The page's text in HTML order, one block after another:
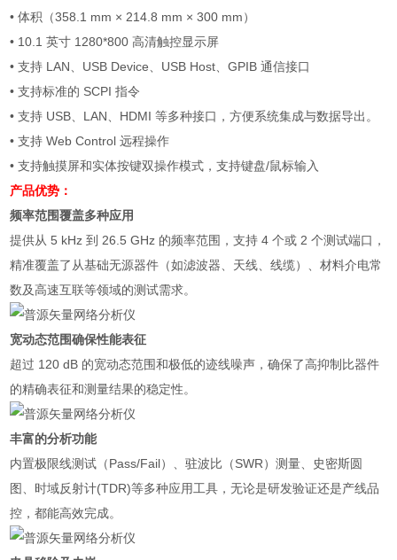
• 体积（358.1 mm × 214.8 mm × 300 mm）
• 10.1 英寸 1280*800 高清触控显示屏
• 支持 LAN、USB Device、USB Host、GPIB 通信接口
• 支持标准的 SCPI 指令
• 支持 USB、LAN、HDMI 等多种接口，方便系统集成与数据导出。
• 支持 Web Control 远程操作
• 支持触摸屏和实体按键双操作模式，支持键盘/鼠标输入
产品优势：
频率范围覆盖多种应用
提供从 5 kHz 到 26.5 GHz 的频率范围，支持 4 个或 2 个测试端口，
精准覆盖了从基础无源器件（如滤波器、天线、线缆）、材料介电常
数及高速互联等领域的测试需求。
宽动态范围确保性能表征
超过 120 dB 的宽动态范围和极低的迹线噪声，确保了高抑制比器件
的精确表征和测量结果的稳定性。
丰富的分析功能
内置极限线测试（Pass/Fail）、驻波比（SWR）测量、史密斯圆
图、时域反射计(TDR)等多种应用工具，无论是研发验证还是产线品
控，都能高效完成。